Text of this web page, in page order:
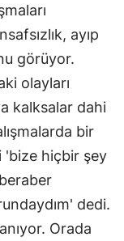
Şırnak
Bartın
Ardahan
ayıp
görüyor.
olayları
kalksalar dahi
bir
'bize hiçbir şey
dedi.
Orada